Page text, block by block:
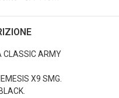
CLASSIC ARMY
X9 SMG.
Braccialetto Sg
Olive Drab Frog